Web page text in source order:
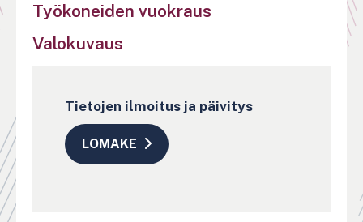
Työkoneiden vuokraus
Valokuvaus
Tietojen ilmoitus ja päivitys
LOMAKE